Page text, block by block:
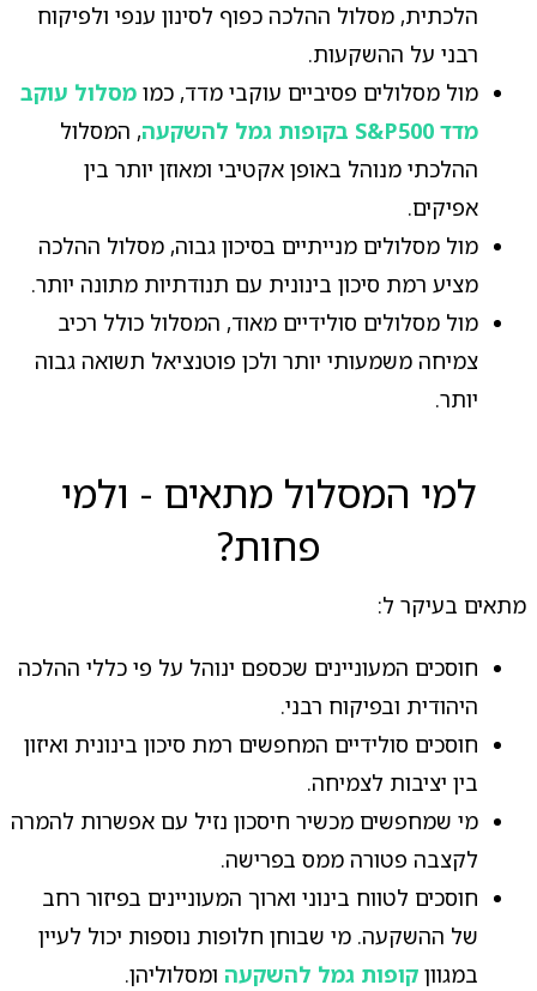
הלכתית, מסלול ההלכה כפוף לסינון ענפי ולפיקוח
רבני על ההשקעות.
מול מסלולים פסיביים עוקבי מדד, כמו מסלול עוקב
מדד S&P500 בקופות גמל להשקעה
, המסלול
ההלכתי מנוהל באופן אקטיבי ומאוזן יותר בין
אפיקים.
מול מסלולים מנייתיים בסיכון גבוה, מסלול ההלכה
מציע רמת סיכון בינונית עם תנודתיות מתונה יותר.
מול מסלולים סולידיים מאוד, המסלול כולל רכיב
צמיחה משמעותי יותר ולכן פוטנציאל תשואה גבוה
יותר.
למי המסלול מתאים - ולמי
פחות?
מתאים בעיקר ל:
חוסכים המעוניינים שכספם ינוהל על פי כללי ההלכה
היהודית ובפיקוח רבני.
חוסכים סולידיים המחפשים רמת סיכון בינונית ואיזון
בין יציבות לצמיחה.
מי שמחפשים מכשיר חיסכון נזיל עם אפשרות להמרה
לקצבה פטורה ממס בפרישה.
חוסכים לטווח בינוני וארוך המעוניינים בפיזור רחב
של ההשקעה. מי שבוחן חלופות נוספות יכול לעיין
במגוון קופות גמל להשקעהומסלוליהן.